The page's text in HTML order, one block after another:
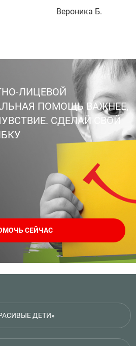
Вероника Б.
ЛИЦЕВОЙ
ПОМОЩЬ ВАЖНЕЕ,
СДЕЛАЙ СВОЙ
СЕЙЧАС
ДЕТИ»